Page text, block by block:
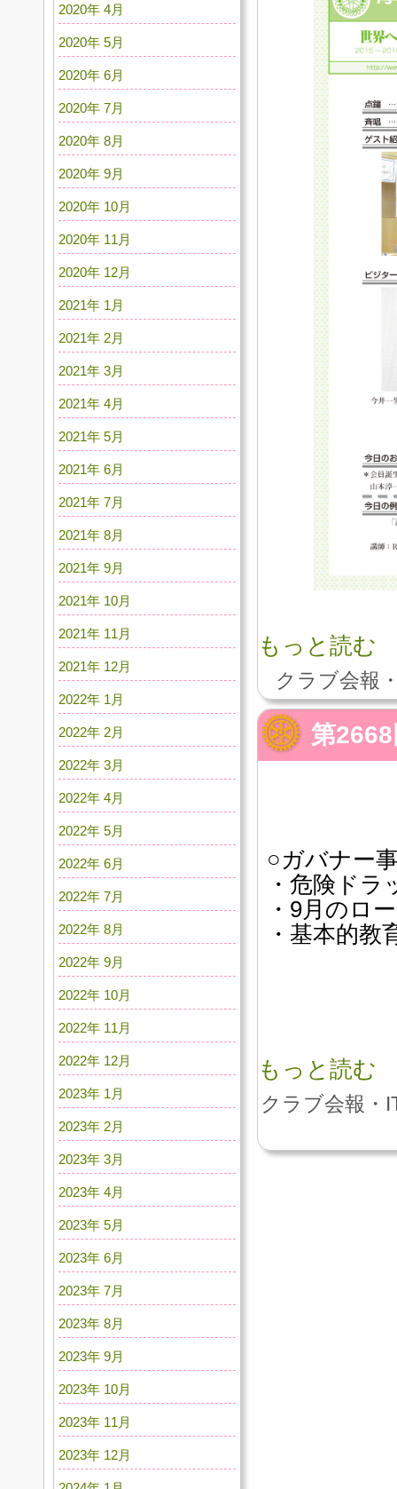
もっと読む
クラブ会報
第
○ガバナー
・危険ド
・9月のロ
・基本的
もっと読む
クラブ会報・
2020年 4月
2020年 5月
2020年 6月
2020年 7月
2020年 8月
2020年 9月
2020年 10月
2020年 11月
2020年 12月
2021年 1月
2021年 2月
2021年 3月
2021年 4月
2021年 5月
2021年 6月
2021年 7月
2021年 8月
2021年 9月
2021年 10月
2021年 11月
2021年 12月
2022年 1月
2022年 2月
2022年 3月
2022年 4月
2022年 5月
2022年 6月
2022年 7月
2022年 8月
2022年 9月
2022年 10月
2022年 11月
2022年 12月
2023年 1月
2023年 2月
2023年 3月
2023年 4月
2023年 5月
2023年 6月
2023年 7月
2023年 8月
2023年 9月
2023年 10月
2023年 11月
2023年 12月